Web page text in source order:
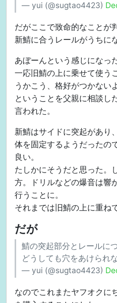
— yui (@sugtao4423)
だがここで致命的なことが
新鯖に合うレールがうちに
あぼーんという感じになった
一応旧鯖の上に乗せて使う
うかこう、格好がつかない
ということを父親に相談し
言われた。
新鯖はサイドに突起があり
体を固定するようだったの
良い。
たしかにそうだと思った。
方。ドリルなどの爆音は響
行うことに。
それまでは旧鯖の上に重ね
だが
鯖の突起部分とレールに
どうしても穴をあけられ
— yui (@sugtao4423)
なのでこれまたヤフオクに